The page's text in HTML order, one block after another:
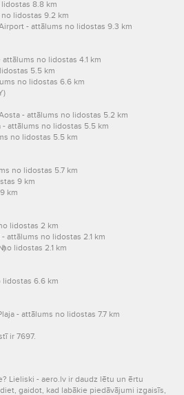
8.8 km
lidostas 9.2 km
- attālums no lidostas 9.3 km
no lidostas 4.1 km
5.5 km
no lidostas 6.6 km
- attālums no lidostas 5.2 km
attālums no lidostas 5.5 km
no lidostas 5.5 km
no lidostas 5.7 km
9 km
km
lidostas 2 km
attālums no lidostas 2.1 km
lidostas 2.1 km
6.6 km
- attālums no lidostas 7.7 km
ir 7697.
Lieliski - aero.lv ir daudz lētu un ērtu
gaidot, kad labākie piedāvājumi izgaisīs,